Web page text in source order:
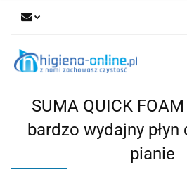
SUMA QUICK
bardzo wydajny
pianie